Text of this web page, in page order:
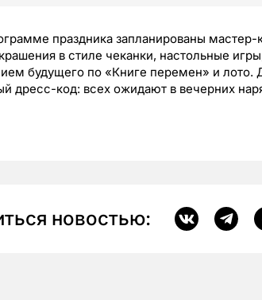
праздника запланированы
в стиле чеканки, настольные
будущего по «Книге перемен» и лото.
дресс-код: всех ожидают в вечерних
новостью: